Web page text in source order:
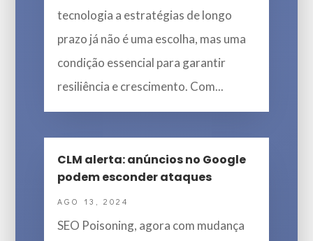
tecnologia a estratégias de longo
prazo já não é uma escolha, mas uma
condição essencial para garantir
resiliência e crescimento. Com...
CLM alerta: anúncios no Google
podem esconder ataques
AGO 13, 2024
SEO Poisoning, agora com mudança